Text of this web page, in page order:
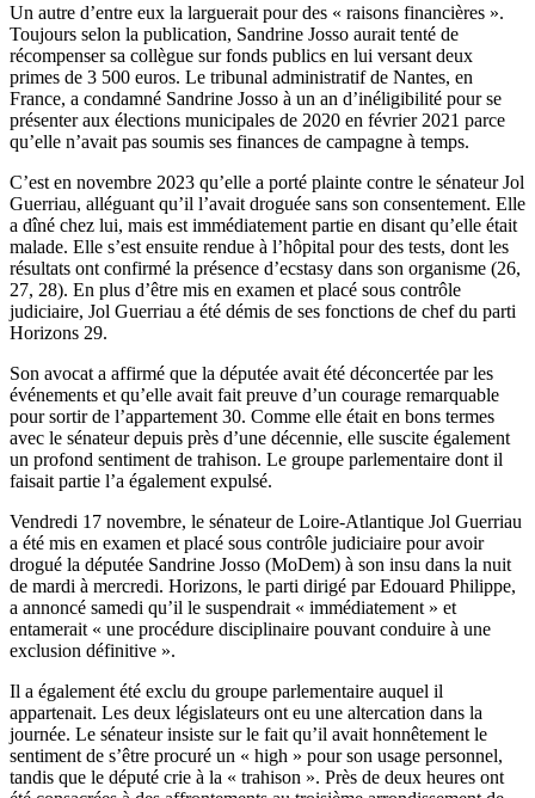
Un autre d’entre eux la larguerait pour des « raisons financières ».
Toujours selon la publication, Sandrine Josso aurait tenté de
récompenser sa collègue sur fonds publics en lui versant deux
primes de 3 500 euros. Le tribunal administratif de Nantes, en
France, a condamné Sandrine Josso à un an d’inéligibilité pour se
présenter aux élections municipales de 2020 en février 2021 parce
qu’elle n’avait pas soumis ses finances de campagne à temps.
C’est en novembre 2023 qu’elle a porté plainte contre le sénateur Jol
Guerriau, alléguant qu’il l’avait droguée sans son consentement. Elle
a dîné chez lui, mais est immédiatement partie en disant qu’elle était
malade. Elle s’est ensuite rendue à l’hôpital pour des tests, dont les
résultats ont confirmé la présence d’ecstasy dans son organisme (26,
27, 28). En plus d’être mis en examen et placé sous contrôle
judiciaire, Jol Guerriau a été démis de ses fonctions de chef du parti
Horizons 29.
Son avocat a affirmé que la députée avait été déconcertée par les
événements et qu’elle avait fait preuve d’un courage remarquable
pour sortir de l’appartement 30. Comme elle était en bons termes
avec le sénateur depuis près d’une décennie, elle suscite également
un profond sentiment de trahison. Le groupe parlementaire dont il
faisait partie l’a également expulsé.
Vendredi 17 novembre, le sénateur de Loire-Atlantique Jol Guerriau
a été mis en examen et placé sous contrôle judiciaire pour avoir
drogué la députée Sandrine Josso (MoDem) à son insu dans la nuit
de mardi à mercredi. Horizons, le parti dirigé par Edouard Philippe,
a annoncé samedi qu’il le suspendrait « immédiatement » et
entamerait « une procédure disciplinaire pouvant conduire à une
exclusion définitive ».
Il a également été exclu du groupe parlementaire auquel il
appartenait. Les deux législateurs ont eu une altercation dans la
journée. Le sénateur insiste sur le fait qu’il avait honnêtement le
sentiment de s’être procuré un « high » pour son usage personnel,
tandis que le député crie à la « trahison ». Près de deux heures ont